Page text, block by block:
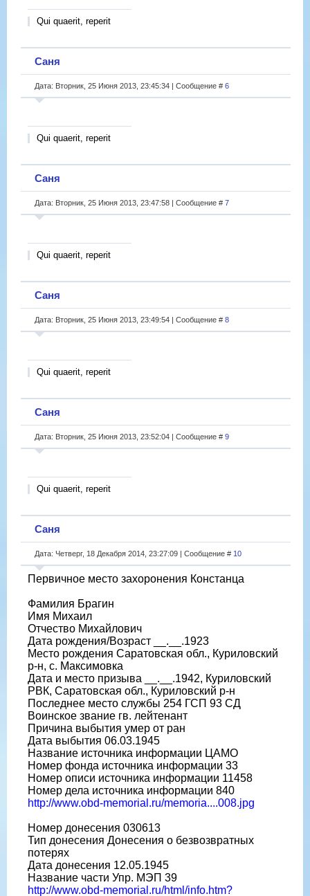
Qui quaerit, reperit
Саня
Дата: Вторник, 25 Июня 2013, 23:45:34 | Сообщение # 6
Qui quaerit, reperit
Саня
Дата: Вторник, 25 Июня 2013, 23:47:58 | Сообщение # 7
Qui quaerit, reperit
Саня
Дата: Вторник, 25 Июня 2013, 23:49:54 | Сообщение # 8
Qui quaerit, reperit
Саня
Дата: Вторник, 25 Июня 2013, 23:52:04 | Сообщение # 9
Qui quaerit, reperit
Саня
Дата: Четверг, 18 Декабря 2014, 23:27:09 | Сообщение # 10
Первичное место захоронения Констанца
Фамилия Брагин
Имя Михаил
Отчество Михайлович
Дата рождения/Возраст __.__.1923
Место рождения Саратовская обл., Куриловский
р-н, с. Максимовка
Дата и место призыва __.__.1942, Куриловский
РВК, Саратовская обл., Куриловский р-н
Последнее место службы 254 ГСП 93 СД
Воинское звание гв. лейтенант
Причина выбытия умер от ран
Дата выбытия 06.03.1945
Название источника информации ЦАМО
Номер фонда источника информации 33
Номер описи источника информации 11458
Номер дела источника информации 840
http://www.obd-memorial.ru/memoria....008.jpg
Номер донесения 030613
Тип донесения Донесения о безвозвратных
потерях
Дата донесения 12.05.1945
Название части Упр. МЭП 39
http://www.obd-memorial.ru/html/info.htm?